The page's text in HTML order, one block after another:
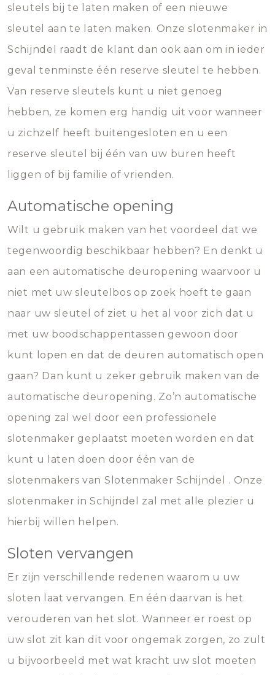
sleutels bij te laten maken of een nieuwe
sleutel aan te laten maken. Onze slotenmaker in
Schijndel raadt de klant dan ook aan om in ieder
geval tenminste één reserve sleutel te hebben.
Van reserve sleutels kunt u niet genoeg
hebben, ze komen erg handig uit voor wanneer
u zichzelf heeft buitengesloten en u een
reserve sleutel bij één van uw buren heeft
liggen of bij familie of vrienden.
Automatische opening
Wilt u gebruik maken van het voordeel dat we
tegenwoordig beschikbaar hebben? En denkt u
aan een automatische deuropening waarvoor u
niet met uw sleutelbos op zoek hoeft te gaan
naar uw sleutel of ziet u het al voor zich dat u
met uw boodschappentassen gewoon door
kunt lopen en dat de deuren automatisch open
gaan? Dan kunt u zeker gebruik maken van de
automatische deuropening. Zo’n automatische
opening zal wel door een professionele
slotenmaker geplaatst moeten worden en dat
kunt u laten doen door één van de
slotenmakers van Slotenmaker Schijndel . Onze
slotenmaker in Schijndel zal met alle plezier u
hierbij willen helpen.
Sloten vervangen
Er zijn verschillende redenen waarom u uw
sloten laat vervangen. En één daarvan is het
verouderen van het slot. Wanneer er roest op
uw slot zit kan dit voor ongemak zorgen, zo zult
u bijvoorbeeld met wat kracht uw slot moeten